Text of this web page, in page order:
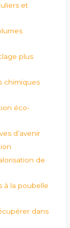
et
plus
chimiques
éco-
d’avenir
de
à la poubelle
dans